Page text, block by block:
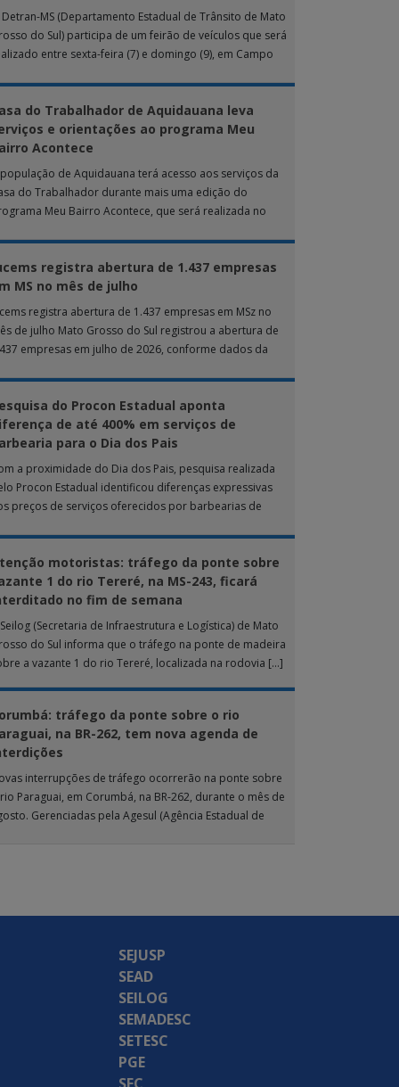
Detran-MS (Departamento Estadual de Trânsito de Mato
do Sul) participa de um feirão de veículos que será
entre sexta-feira (7) e domingo (9), em Campo
do Trabalhador de Aquidauana leva
e orientações ao programa Meu
Acontece
de Aquidauana terá acesso aos serviços da
do Trabalhador durante mais uma edição do
Meu Bairro Acontece, que será realizada no
registra abertura de 1.437 empresas
MS no mês de julho
registra abertura de 1.437 empresas em MSz no
de julho Mato Grosso do Sul registrou a abertura de
empresas em julho de 2026, conforme dados da
do Procon Estadual aponta
de até 400% em serviços de
para o Dia dos Pais
a proximidade do Dia dos Pais, pesquisa realizada
Procon Estadual identificou diferenças expressivas
preços de serviços oferecidos por barbearias de
motoristas: tráfego da ponte sobre
1 do rio Tereré, na MS-243, ficará
no fim de semana
(Secretaria de Infraestrutura e Logística) de Mato
do Sul informa que o tráfego na ponte de madeira
a vazante 1 do rio Tereré, localizada na rodovia […]
tráfego da ponte sobre o rio
na BR-262, tem nova agenda de
interrupções de tráfego ocorrerão na ponte sobre
Paraguai, em Corumbá, na BR-262, durante o mês de
Gerenciadas pela Agesul (Agência Estadual de
SEJUSP
SEAD
SEILOG
SEMADESC
SETESC
PGE